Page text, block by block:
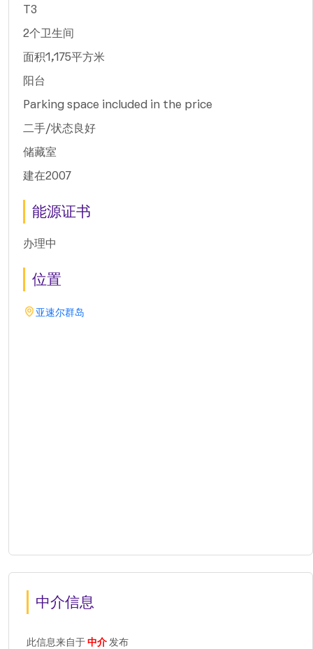
T3
2个卫生间
面积1,175平方米
阳台
Parking space included in the price
二手/状态良好
储藏室
建在2007
能源证书
办理中
位置
亚速尔群岛
中介信息
此信息来自于中介发布